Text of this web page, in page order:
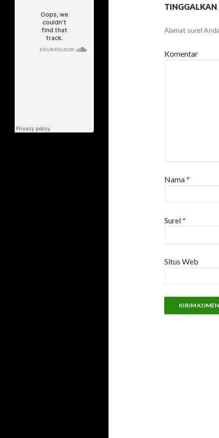
TINGGALKAN
Alamat surel
Komentar
Nama*
Surel*
Situs Web